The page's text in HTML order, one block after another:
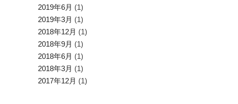
2019年6月 (1)
2019年3月 (1)
2018年12月 (1)
2018年9月 (1)
2018年6月 (1)
2018年3月 (1)
2017年12月 (1)